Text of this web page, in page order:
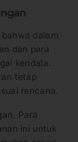
dalam
dan para
kendala.
tetap
rencana.
Para
ini untuk